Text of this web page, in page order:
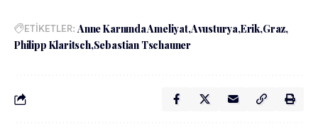
ETİKETLER: Anne Karnında Ameliyat Avusturya Erik Graz
Philipp Klaritsch Sebastian Tschauner